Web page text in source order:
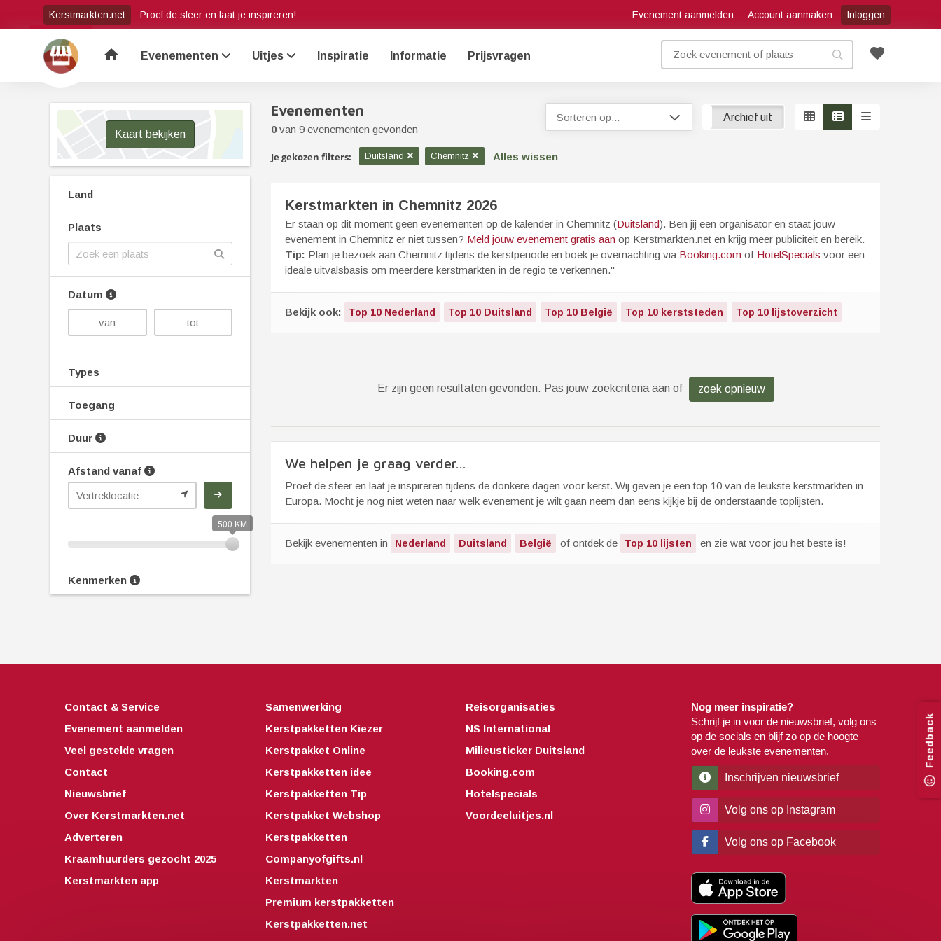
Kerstmarkten.net Proef de sfeer en laat je inspireren! Evenement aanmelden Account aanmaken Inloggen
favorite
home Evenementen Uitjes Inspiratie Informatie Prijsvragen
Kaart bekijken
Land
Plaats
Datum
Types
Toegang
Duur
Afstand vanaf
500 KM
Kenmerken
Evenementen
0 van 9 evenementen gevonden
Sorteren op... Archief aan Archief uit
Je gekozen filters: Duitsland Chemnitz Alles wissen
Kerstmarkten in Chemnitz 2026
Er staan op dit moment geen evenementen op de kalender in Chemnitz (Duitsland). Ben jij een organisator en staat jouw
evenement in Chemnitz er niet tussen? Meld jouw evenement gratis aan op Kerstmarkten.net en krijg meer publiciteit en bereik.
Tip: Plan je bezoek aan Chemnitz tijdens de kerstperiode en boek je overnachting via Booking.com of HotelSpecials voor een
ideale uitvalsbasis om meerdere kerstmarkten in de regio te verkennen."
Bekijk ook: Top 10 Nederland Top 10 Duitsland Top 10 België Top 10 kerststeden Top 10 lijstoverzicht
Er zijn geen resultaten gevonden. Pas jouw zoekcriteria aan of zoek opnieuw
We helpen je graag verder...
Proef de sfeer en laat je inspireren tijdens de donkere dagen voor kerst. Wij geven je een top 10 van de leukste kerstmarkten in
Europa. Mocht je nog niet weten naar welk evenement je wilt gaan neem dan eens kijkje bij de onderstaande toplijsten.
Bekijk evenementen in Nederland Duitsland België of ontdek de Top 10 lijsten en zie wat voor jou het beste is!
Contact & Service
Evenement aanmelden
Veel gestelde vragen
Contact
Nieuwsbrief
Over Kerstmarkten.net
Adverteren
Kraamhuurders gezocht 2025
Kerstmarkten app
Samenwerking
Kerstpakketten Kiezer
Kerstpakket Online
Kerstpakketten idee
Kerstpakketten Tip
Kerstpakket Webshop
Kerstpakketten
Companyofgifts.nl
Kerstmarkten
Premium kerstpakketten
Kerstpakketten.net
Reisorganisaties
NS International
Milieusticker Duitsland
Booking.com
Hotelspecials
Voordeeluitjes.nl
Nog meer inspiratie?
Schrijf je in voor de nieuwsbrief, volg ons
op de socials en blijf zo op de hoogte
over de leukste evenementen.
Inschrijven nieuwsbrief
Volg ons op Instagram
Volg ons op Facebook
Feedback